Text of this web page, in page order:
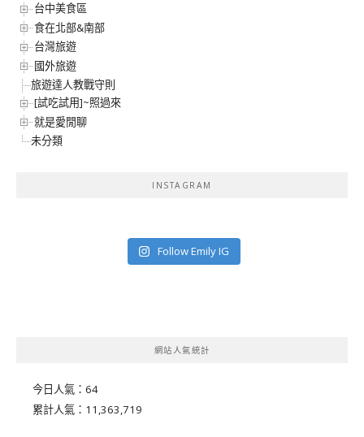
台中美食區
食在北部&南部
台灣旅遊
國外旅遊
旅遊達人教戰守則
[試吃試用]~照過來
就是愛閒聊
未分類
INSTAGRAM
Follow Emily IG
網站人氣統計
今日人氣： 64
累計人氣： 11,363,719